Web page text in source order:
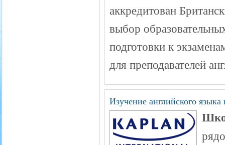
аккредитован
выбор
подготовки к
для преподавателей
Изучение английского